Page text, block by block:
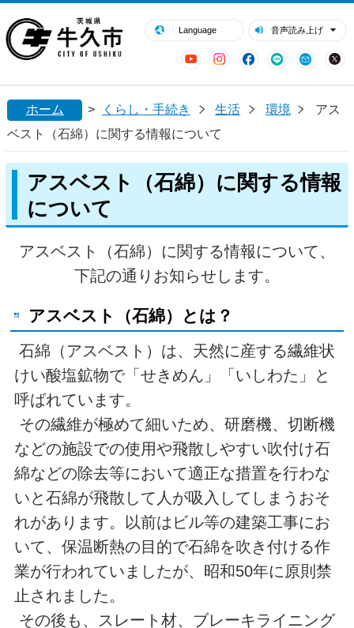
Language 音声読み上げ
YouTubeInstagram
Facebook
LINE Mail
閉じる
ホーム > くらし・手続き 生活 環境
アス
ベスト（石綿）に関する情報について
アスベスト（石綿）に関する情報
について
アスベスト（石綿）に関する情報について、
下記の通りお知らせします。
アスベスト（石綿）とは？
石綿（アスベスト）は、天然に産する繊維状
けい酸塩鉱物で「せきめん」「いしわた」と
呼ばれています。
その繊維が極めて細いため、研磨機、切断機
などの施設での使用や飛散しやすい吹付け石
綿などの除去等において適正な措置を行わな
いと石綿が飛散して人が吸入してしまうおそ
れがあります。以前はビル等の建築工事にお
いて、保温断熱の目的で石綿を吹き付ける作
業が行われていましたが、昭和50年に原則禁
止されました。
その後も、スレート材、ブレーキライニング